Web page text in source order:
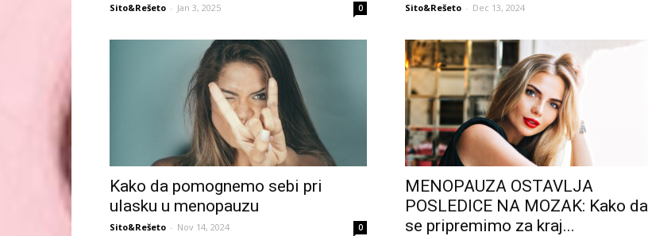
Sito&Rešeto - Jan 3, 2025 0 Sito&Rešeto - Dec 13, 2024
Kako da pomognemo sebi pri
ulasku u menopauzu
Sito&Rešeto - Nov 14, 2024 0
MENOPAUZA OSTAVLJA
POSLEDICE NA MOZAK: Kako da
se pripremimo za kraj...